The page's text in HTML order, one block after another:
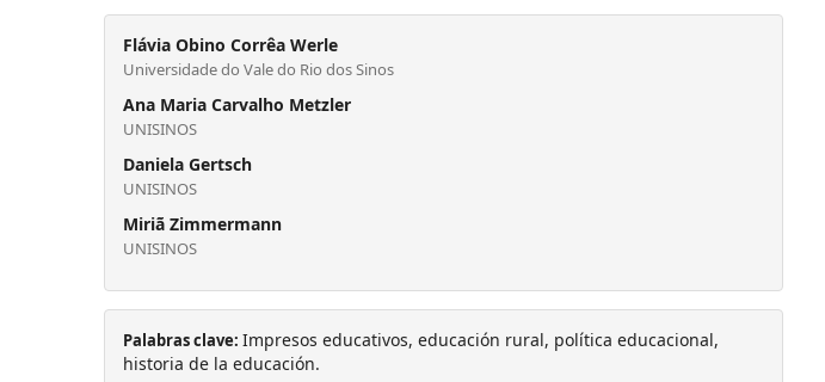
Flávia Obino Corrêa Werle
Universidade do Vale do Rio dos Sinos
Ana Maria Carvalho Metzler
UNISINOS
Daniela Gertsch
UNISINOS
Miriã Zimmermann
UNISINOS
Palabras clave: Impresos educativos, educación rural, política educacional,
historia de la educación.